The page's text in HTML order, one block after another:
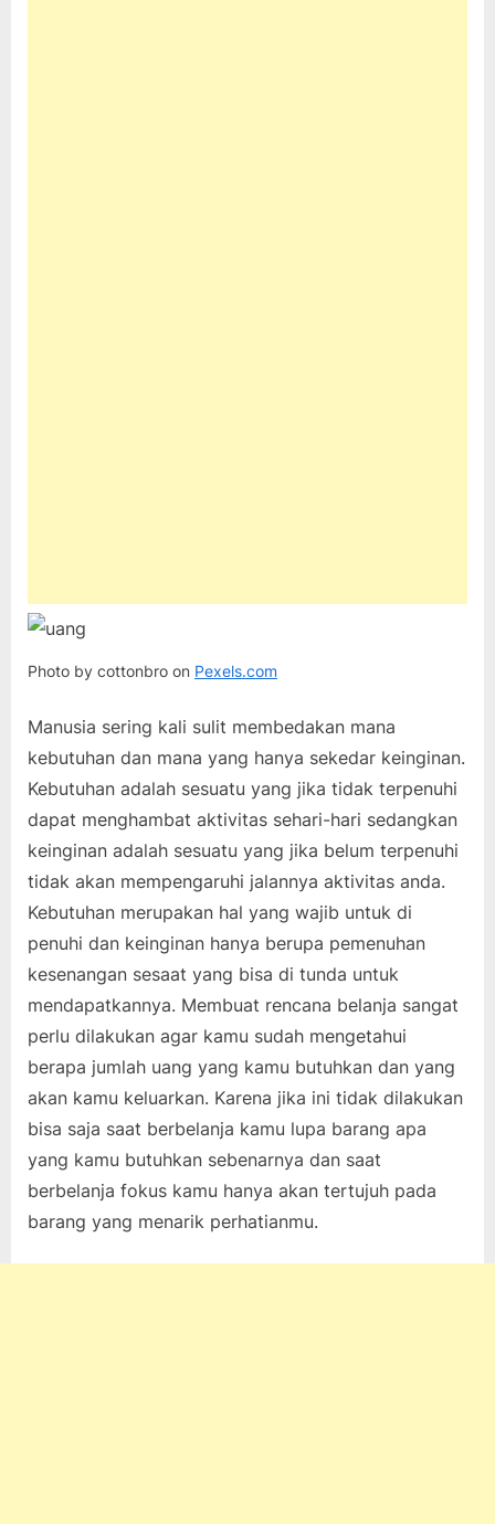
Photo by cottonbro on Pexels.com
Manusia sering kali sulit membedakan mana
kebutuhan dan mana yang hanya sekedar keinginan.
Kebutuhan adalah sesuatu yang jika tidak terpenuhi
dapat menghambat aktivitas sehari-hari sedangkan
keinginan adalah sesuatu yang jika belum terpenuhi
tidak akan mempengaruhi jalannya aktivitas anda.
Kebutuhan merupakan hal yang wajib untuk di
penuhi dan keinginan hanya berupa pemenuhan
kesenangan sesaat yang bisa di tunda untuk
mendapatkannya. Membuat rencana belanja sangat
perlu dilakukan agar kamu sudah mengetahui
berapa jumlah uang yang kamu butuhkan dan yang
akan kamu keluarkan. Karena jika ini tidak dilakukan
bisa saja saat berbelanja kamu lupa barang apa
yang kamu butuhkan sebenarnya dan saat
berbelanja fokus kamu hanya akan tertujuh pada
barang yang menarik perhatianmu.